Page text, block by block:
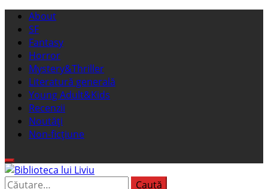
Sari
conținut
Meniu
principal
About
SF
Fantasy
Horror
Mystery&Thriller
Literatură generală
Young Adult&Kids
Recenzii
Noutăți
Non-ficțiune
Biblioteca lui Liviu
Caută